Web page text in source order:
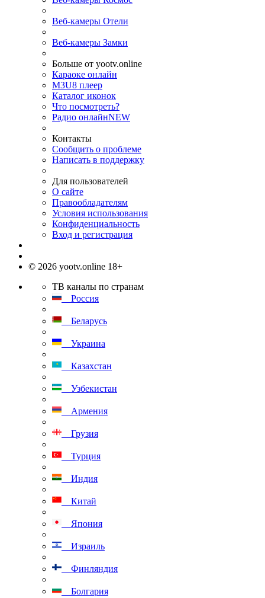
Веб-камеры Отели
Веб-камеры Замки
Больше от yootv.online
Караоке онлайн
M3U8 плеер
Каталог иконок
Что посмотреть?
Радио онлайнNEW
Контакты
Сообщить о проблеме
Написать в поддержку
Для пользователей
О сайте
Правообладателям
Условия использования
Конфиденциальность
Вход и регистрация
© 2026 yootv.online 18+
ТВ каналы по странам
Россия
Беларусь
Украина
Казахстан
Узбекистан
Армения
Грузия
Турция
Индия
Китай
Япония
Израиль
Финляндия
Болгария